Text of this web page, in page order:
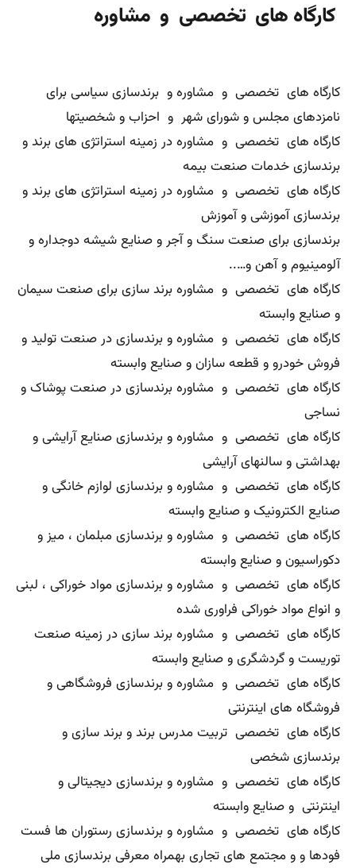
کارگاه های تخصصی و مشاوره
کارگاه های تخصصی و مشاوره و برندسازی سیاسی برای
نامزدهای مجلس و شورای شهر و احزاب و شخصیتها
کارگاه های تخصصی و مشاوره در زمینه استراتژی های برند و
برندسازی خدمات صنعت بیمه
کارگاه های تخصصی و مشاوره در زمینه استراتژی های برند و
برندسازی آموزشی و آموزش
برندسازی برای صنعت سنگ و آجر و صنایع شیشه دوجداره و
آلومینیوم و آهن و…..
کارگاه های تخصصی و مشاوره برند سازی برای صنعت سیمان
و صنایع وابسته
کارگاه های تخصصی و مشاوره و برندسازی در صنعت تولید و
فروش خودرو و قطعه سازان و صنایع وابسته
کارگاه های تخصصی و مشاوره برندسازی در صنعت پوشاک و
نساجی
کارگاه های تخصصی و مشاوره و برندسازی صنایع آرایشی و
بهداشتی و سالنهای آرایشی
کارگاه های تخصصی و مشاوره و برندسازی لوازم خانگی و
صنایع الکترونیک و صنایع وابسته
کارگاه های تخصصی و مشاوره و برندسازی مبلمان ، میز و
دکوراسیون و صنایع وابسته
کارگاه های تخصصی و مشاوره و برندسازی مواد خوراکی ، لبنی
و انواع مواد خوراکی فراوری شده
کارگاه های تخصصی و مشاوره برند سازی در زمینه صنعت
توریست و گردشگری و صنایع وابسته
کارگاه های تخصصی و مشاوره و برندسازی فروشگاهی و
فروشگاه های اینترنتی
کارگاه های تخصصی تربیت مدرس برند و برند سازی و
برندسازی شخصی
کارگاه های تخصصی و مشاوره و برندسازی دیجیتالی و
اینترنتی و صنایع وابسته
کارگاه های تخصصی و مشاوره و برندسازی رستوران ها فست
فودها و و مجتمع های تجاری بهمراه معرفی برندسازی ملی